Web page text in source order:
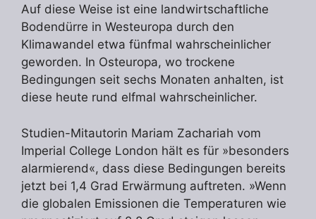
Auf diese Weise ist eine landwirtschaftliche
Bodendürre in Westeuropa durch den
Klimawandel etwa fünfmal wahrscheinlicher
geworden. In Osteuropa, wo trockene
Bedingungen seit sechs Monaten anhalten, ist
diese heute rund elfmal wahrscheinlicher.
Studien-Mitautorin Mariam Zachariah vom
Imperial College London hält es für »besonders
alarmierend«, dass diese Bedingungen bereits
jetzt bei 1,4 Grad Erwärmung auftreten. »Wenn
die globalen Emissionen die Temperaturen wie